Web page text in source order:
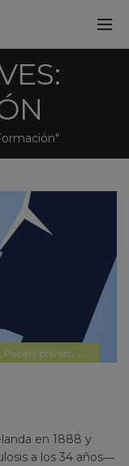
, Papers privats, Política
en 1888 y
a los 34 años―